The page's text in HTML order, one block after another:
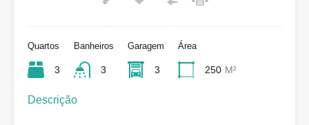
Quartos
3
Banheiros
3
Garagem
3
Área
250 M²
Descrição